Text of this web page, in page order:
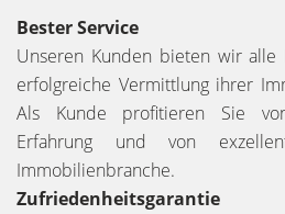
Bester Service
Unseren Kunden bieten wir alle
erfolgreiche Vermittlung ihrer
Als Kunde profitieren Sie
Erfahrung und von
Immobilienbranche.
Zufriedenheitsgarantie